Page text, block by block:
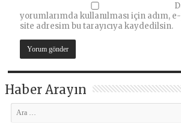
yorumlarımda kullanılması için adım,
site adresim bu tarayıcıya kaydedilsin.
Haber Arayın